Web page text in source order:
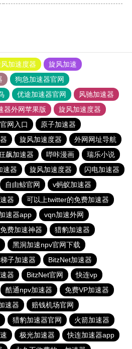
加速度器
旋风加速
狗急加速器官网
优途加速器官网
风驰加速器
器外网苹果版
旋风加速度器
网入口
原子加速器
旋风加速度器
外网网址导航
飙加速器 哔咔漫画
瑞乐小说
速器 旋风加速度器
闪电加速器
自由鲸官网
v蚂蚁加速器
器
可以上twitter的免费加速器
速器app
vqn加速外网
费加速神器
猎豹加速器
黑洞加速npv官网下载
子加速器
BitzNet加速器
器 BitzNet官网
快连vp
酷通npv加速器
免费VP加速器
速器
赔钱机场官网
猎豹加速器官网
火箭加速器
极光加速器
快连加速器app